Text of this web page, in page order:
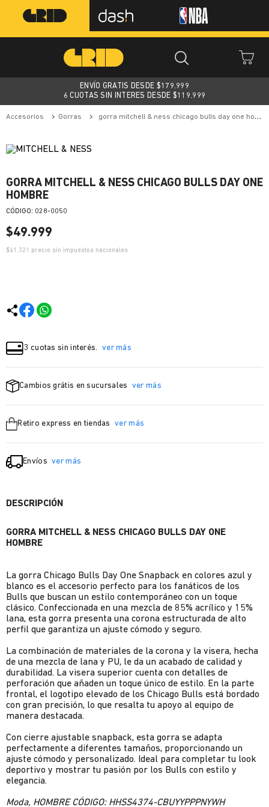
ENVÍO GRATIS DESDE $179.999
6 CUOTAS SIN INTERES DESDE $119.999
accesorios gorras gorra mitchell & ness chicago bulls day one hombre
GORRA MITCHELL & NESS CHICAGO BULLS DAY ONE
HOMBRE
: 028-0050
$49.999
$41.321 precio sin impuestos nacionales
3 cuotas sin interés. ver más
Cambios grátis en sucursales ver más
Retiro express en tiendas ver más
Envíos ver más
DESCRIPCIÓN
GORRA MITCHELL & NESS CHICAGO BULLS DAY ONE
HOMBRE
La gorra Chicago Bulls Day One Snapback en colores azul y
blanco es el accesorio perfecto para los fanáticos de los
Bulls que buscan un estilo contemporáneo con un toque
clásico. Confeccionada en una mezcla de 85% acrílico y 15%
lana, esta gorra presenta una corona estructurada de alto
perfil que garantiza un ajuste cómodo y seguro.
La combinación de materiales de la corona y la visera, hecha
de una mezcla de lana y PU, le da un acabado de calidad y
durabilidad. La visera superior cuenta con detalles de
perforación que añaden un toque único de estilo. En la parte
frontal, el logotipo elevado de los Chicago Bulls está bordado
con gran precisión, lo que resalta tu apoyo al equipo de
manera destacada.
Con cierre ajustable snapback, esta gorra se adapta
perfectamente a diferentes tamaños, proporcionando un
ajuste cómodo y personalizado. Ideal para completar tu look
deportivo y mostrar tu pasión por los Bulls con estilo y
elegancia.
Moda, HOMBRE CÓDIGO: HHSS4374-CBUYYPPPNYWH